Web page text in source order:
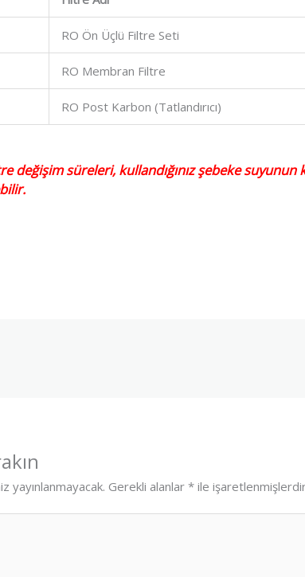
RO Ön Üçlü Filtre Seti
RO Membran Filtre
RO Post Karbon (Tatlandırıcı)
değişim süreleri, kullandığınız şebeke
yayınlanmayacak. Gerekli alanlar* ile